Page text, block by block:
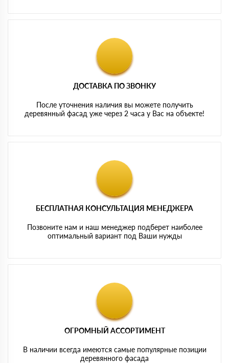
ДОСТАВКА ПО ЗВОНКУ
После уточнения наличия вы можете получить
деревянный фасад уже через 2 часа у Вас на объекте!
БЕСПЛАТНАЯ КОНСУЛЬТАЦИЯ МЕНЕДЖЕРА
Позвоните нам и наш менеджер подберет наиболее
оптимальный вариант под Ваши нужды
ОГРОМНЫЙ АССОРТИМЕНТ
В наличии всегда имеются самые популярные позиции
деревянного фасада